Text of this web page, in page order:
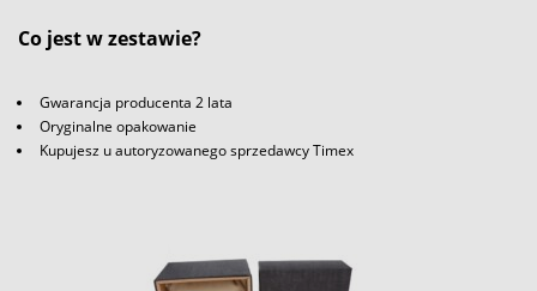
Co jest w zestawie?
Gwarancja producenta 2 lata
Oryginalne opakowanie
Kupujesz u autoryzowanego sprzedawcy Timex